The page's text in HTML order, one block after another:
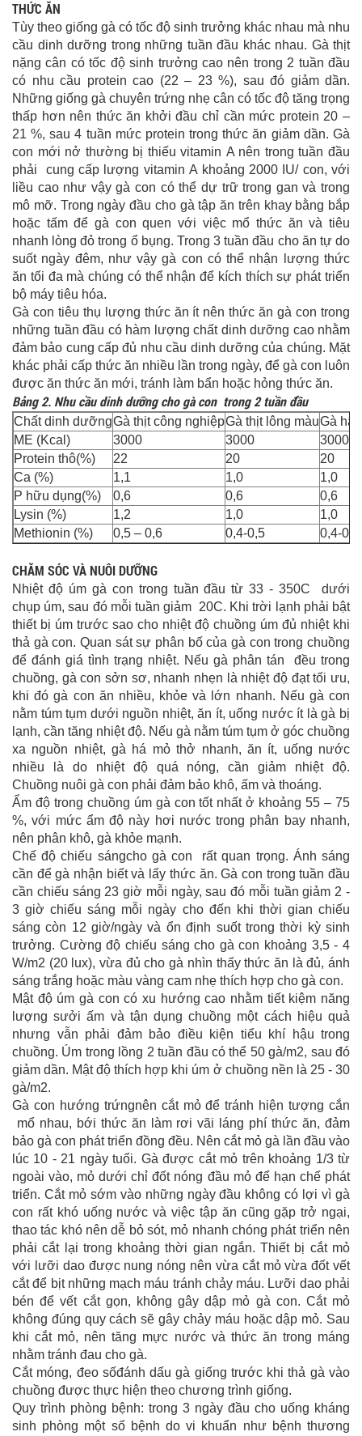
THỨC ĂN
Tùy theo giống gà có tốc độ sinh trưởng khác nhau mà nhu
cầu dinh dưỡng trong những tuần đầu khác nhau. Gà thịt
nặng cân có tốc độ sinh trưởng cao nên trong 2 tuần đầu
có nhu cầu protein cao (22 – 23 %), sau đó giảm dần.
Những giống gà chuyên trứng nhẹ cân có tốc độ tăng trọng
thấp hơn nên thức ăn khởi đầu chỉ cần mức protein 20 –
21 %, sau 4 tuần mức protein trong thức ăn giảm dần. Gà
con mới nở thường bị thiếu vitamin A nên trong tuần đầu
phải cung cấp lượng vitamin A khoảng 2000 IU/ con, với
liều cao như vậy gà con có thể dự trữ trong gan và trong
mô mỡ. Trong ngày đầu cho gà tập ăn trên khay bằng bắp
hoặc tấm để gà con quen với việc mổ thức ăn và tiêu
nhanh lòng đỏ trong ổ bụng. Trong 3 tuần đầu cho ăn tự do
suốt ngày đêm, như vậy gà con có thể nhận lượng thức
ăn tối đa mà chúng có thể nhận để kích thích sự phát triển
bộ máy tiêu hóa.
Gà con tiêu thụ lượng thức ăn ít nên thức ăn gà con trong
những tuần đầu có hàm lượng chất dinh dưỡng cao nhằm
đảm bảo cung cấp đủ nhu cầu dinh dưỡng của chúng. Mặt
khác phải cấp thức ăn nhiều lần trong ngày, để gà con luôn
được ăn thức ăn mới, tránh làm bẩn hoặc hỏng thức ăn.
Bảng 2. Nhu cầu dinh dưỡng cho gà con trong 2 tuần đầu
Chất dinh dưỡngGà thịt công nghiệpGà thịt lông màuGà
ME (Kcal)
3000 3000
3000
Protein thô(%)
22 20
20
Ca (%)
1,1 1,0
1,0
P hữu dụng(%)
0,6 0,6
0,6
Lysin (%)
1,2 1,0
1,0
Methionin (%)
0,5 – 0,6 0,4-0,5 0,4-0,5
CHĂM SÓC VÀ NUÔI DƯỠNG
Nhiệt độ úm gà con trong tuần đầu từ 33 - 350C dưới
chụp úm, sau đó mỗi tuần giảm 20C. Khi trời lạnh phải bật
thiết bị úm trước sao cho nhiệt độ chuồng úm đủ nhiệt khi
thả gà con. Quan sát sự phân bố của gà con trong chuồng
để đánh giá tình trạng nhiệt. Nếu gà phân tán đều trong
chuồng, gà con sởn sơ, nhanh nhẹn là nhiệt độ đạt tối ưu,
khi đó gà con ăn nhiều, khỏe và lớn nhanh. Nếu gà con
nằm túm tụm dưới nguồn nhiệt, ăn ít, uống nước ít là gà bị
lạnh, cần tăng nhiệt độ. Nếu gà nằm túm tụm ở góc chuồng
xa nguồn nhiệt, gà há mỏ thở nhanh, ăn ít, uống nước
nhiều là do nhiệt độ quá nóng, cần giảm nhiệt độ.
Chuồng nuôi gà con phải đảm bảo khô, ấm và thoáng.
Ẩm độ trong chuồng úm gà con tốt nhất ở khoảng 55 – 75
%, với mức ẩm độ này hơi nước trong phân bay nhanh,
nên phân khô, gà khỏe mạnh.
Chế độ chiếu sángcho gà con rất quan trọng. Ánh sáng
cần để gà nhận biết và lấy thức ăn. Gà con trong tuần đầu
cần chiếu sáng 23 giờ mỗi ngày, sau đó mỗi tuần giảm 2 -
3 giờ chiếu sáng mỗi ngày cho đến khi thời gian chiếu
sáng còn 12 giờ/ngày và ổn định suốt trong thời kỳ sinh
trưởng. Cường độ chiếu sáng cho gà con khoảng 3,5 - 4
W/m2 (20 lux), vừa đủ cho gà nhìn thấy thức ăn là đủ, ánh
sáng trắng hoặc màu vàng cam nhẹ thích hợp cho gà con.
Mật độ úm gà con có xu hướng cao nhằm tiết kiệm năng
lượng sưởi ấm và tận dụng chuồng một cách hiệu quả
nhưng vẫn phải đảm bảo điều kiện tiểu khí hậu trong
chuồng. Úm trong lồng 2 tuần đầu có thể 50 gà/m2, sau đó
giảm dần. Mật độ thích hợp khi úm ở chuồng nền là 25 - 30
gà/m2.
Gà con hướng trứngnên cắt mỏ để tránh hiện tượng cắn
mổ nhau, bới thức ăn làm rơi vãi láng phí thức ăn, đảm
bảo gà con phát triển đồng đều. Nên cắt mỏ gà lần đầu vào
lúc 10 - 21 ngày tuổi. Gà được cắt mỏ trên khoảng 1/3 từ
ngoài vào, mỏ dưới chỉ đốt nóng đầu mỏ để hạn chế phát
triển. Cắt mỏ sớm vào những ngày đầu không có lợi vì gà
con rất khó uống nước và việc tập ăn cũng gặp trở ngại,
thao tác khó nên dễ bỏ sót, mỏ nhanh chóng phát triển nên
phải cắt lại trong khoảng thời gian ngắn. Thiết bị cắt mỏ
với lưỡi dao được nung nóng nên vừa cắt mỏ vừa đốt vết
cắt để bịt những mạch máu tránh chảy máu. Lưỡi dao phải
bén để vết cắt gọn, không gây dập mỏ gà con. Cắt mỏ
không đúng quy cách sẽ gây chảy máu hoặc dập mỏ. Sau
khi cắt mỏ, nên tăng mực nước và thức ăn trong máng
nhằm tránh đau cho gà.
Cắt móng, đeo sốđánh dấu gà giống trước khi thả gà vào
chuồng được thực hiện theo chương trình giống.
Quy trình phòng bệnh: trong 3 ngày đầu cho uống kháng
sinh phòng một số bệnh do vi khuẩn như bệnh thương